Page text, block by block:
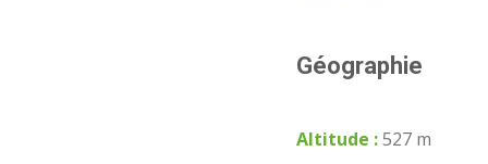
Géographie
Altitude :527 m